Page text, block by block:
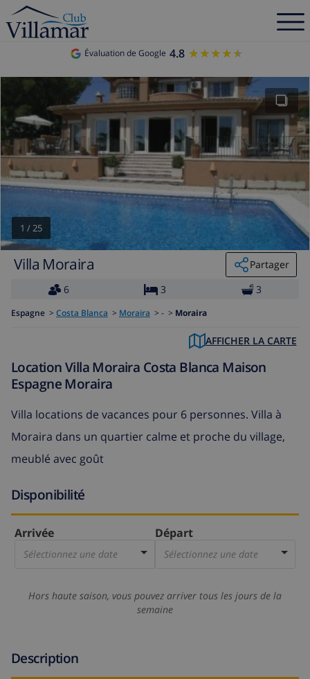
Évaluation de Google 4.8 ★★★★★
★★★★★
1 /25
Villa Moraira
Partager
6
3 3
Espagne > Costa Blanca > Moraira > - > Moraira
AFFICHER LA CARTE
Location Villa Moraira Costa Blanca Maison
Espagne Moraira
Villa locations de vacances pour 6 personnes. Villa à
Moraira dans un quartier calme et proche du village,
meublé avec goût
Disponibilité
Arrivée
Sélectionnez une date
Départ
Sélectionnez une date
Hors haute saison, vous pouvez arriver tous les jours de la
semaine
Description